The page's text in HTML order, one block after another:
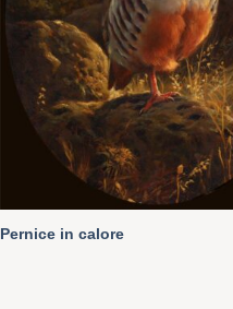
Pernice in calore